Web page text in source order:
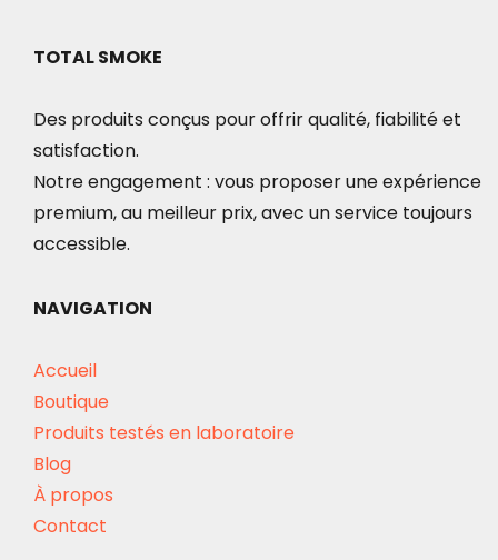
TOTAL SMOKE
Des produits conçus pour offrir qualité, fiabilité et
satisfaction.
Notre engagement : vous proposer une expérience
premium, au meilleur prix, avec un service toujours
accessible.
NAVIGATION
Accueil
Boutique
Produits testés en laboratoire
Blog
À propos
Contact